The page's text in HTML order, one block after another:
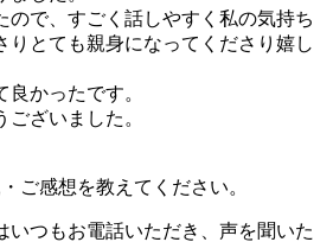
ので、すごく話しやすく私の気持ち
りとても親身になってくださり嬉し
かったです。
ざいました。
ご感想を教えてください。
いつもお電話いただき、声を聞いた